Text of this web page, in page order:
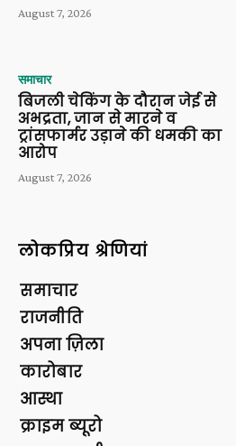
August 7, 2026
समाचार
बिजली चेकिंग के दौरान जेई से
अभद्रता, जान से मारने व
ट्रांसफार्मर उड़ाने की धमकी का
आरोप
August 7, 2026
लोकप्रिय श्रेणियां
समाचार
राजनीति
अपना ज़िला
कारोबार
आस्था
क्राइम ब्यूरो